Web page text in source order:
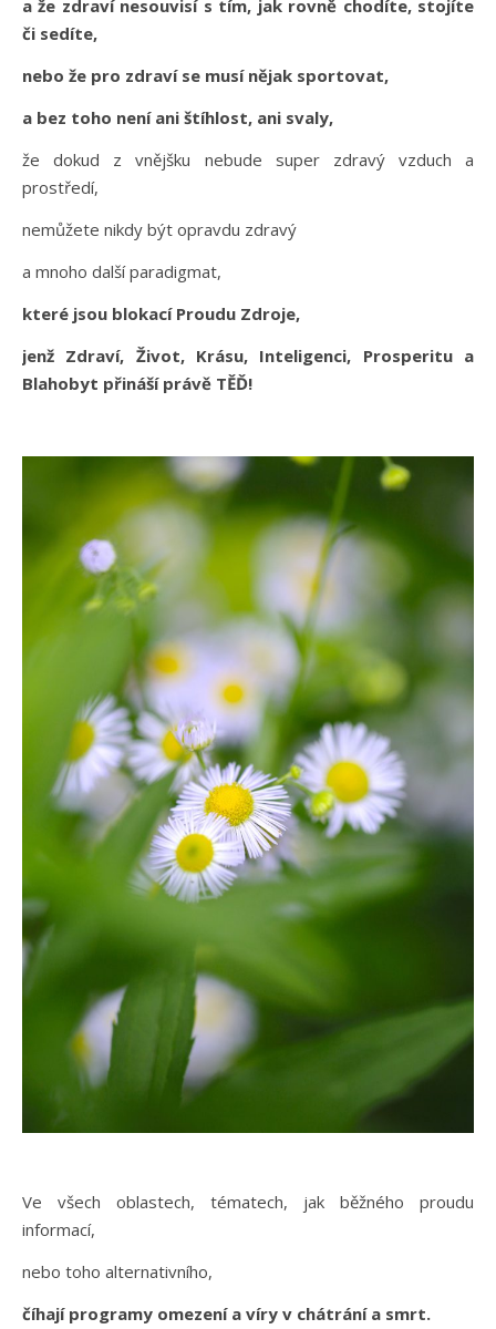
a že zdraví nesouvisí s tím, jak rovně chodíte, stojíte
či sedíte,
nebo že pro zdraví se musí nějak sportovat,
a bez toho není ani štíhlost, ani svaly,
že dokud z vnějšku nebude super zdravý vzduch a
prostředí,
nemůžete nikdy být opravdu zdravý
a mnoho další paradigmat,
které jsou blokací Proudu Zdroje,
jenž Zdraví, Život, Krásu, Inteligenci, Prosperitu a
Blahobyt přináší právě TĚĎ!
Ve všech oblastech, tématech, jak běžného proudu
informací,
nebo toho alternativního,
číhají programy omezení a víry v chátrání a smrt.